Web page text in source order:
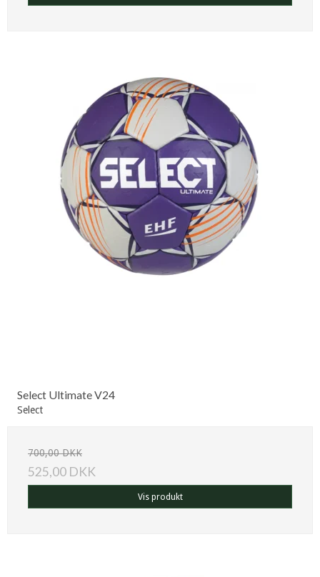
Select Ultimate V24
Select
700,00 DKK
525,00 DKK
Vis produkt